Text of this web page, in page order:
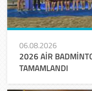
06.08.2026
2026 AİR
TAMAMLANDI